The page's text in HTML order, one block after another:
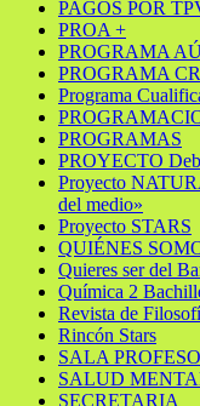
PAGOS POR
PROA +
PROGRAMA
PROGRAMA
Programa
PROGRAMAS
PROYECTO
Proyecto
del medio»
Proyecto STARS
QUIÉNES
Quieres ser del
Química 2
Revista de
Rincón Stars
SALA
SALUD
SECRETARIA